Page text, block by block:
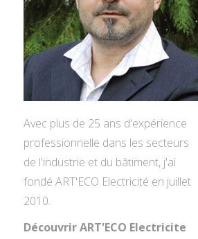
Avec plus de 25 ans d'expérience
professionnelle dans les secteurs
de l'industrie et du bâtiment, j'ai
fondé ART'ECO Electricité en juillet
2010.
Découvrir ART'ECO Electricite